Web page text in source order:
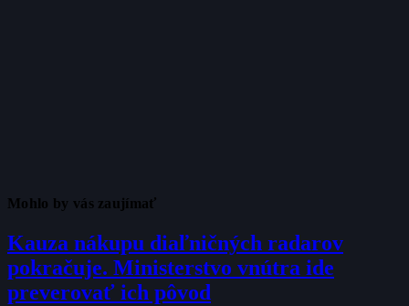
Mohlo by vás zaujímať
Kauza nákupu diaľničných radarov
pokračuje. Ministerstvo vnútra ide
preverovať ich pôvod